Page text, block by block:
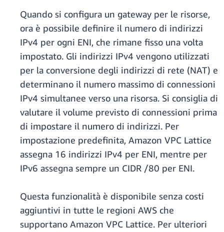
Quando si configura un gateway per le risorse,
ora è possibile definire il numero di indirizzi
IPv4 per ogni ENI, che rimane fisso una volta
impostato. Gli indirizzi IPv4 vengono utilizzati
per la conversione degli indirizzi di rete (NAT) e
determinano il numero massimo di connessioni
IPv4 simultanee verso una risorsa. Si consiglia di
valutare il volume previsto di connessioni prima
di impostare il numero di indirizzi. Per
impostazione predefinita, Amazon VPC Lattice
assegna 16 indirizzi IPv4 per ENI, mentre per
IPv6 assegna sempre un CIDR /80 per ENI.
Questa funzionalità è disponibile senza costi
aggiuntivi in tutte le regioni AWS che
supportano Amazon VPC Lattice. Per ulteriori